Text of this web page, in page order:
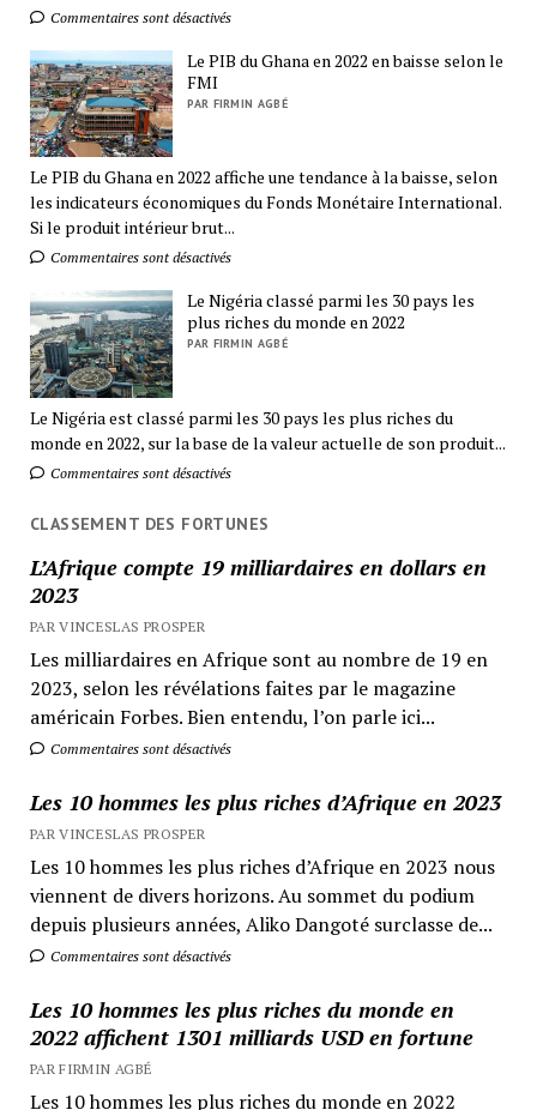
Commentaires sont désactivés
Le PIB du Ghana en 2022 en baisse selon le
FMI
PAR FIRMIN AGBÉ
Le PIB du Ghana en 2022 affiche une tendance à la baisse, selon
les indicateurs économiques du Fonds Monétaire International.
Si le produit intérieur brut...
Commentaires sont désactivés
Le Nigéria classé parmi les 30 pays les
plus riches du monde en 2022
PAR FIRMIN AGBÉ
Le Nigéria est classé parmi les 30 pays les plus riches du
monde en 2022, sur la base de la valeur actuelle de son produit...
Commentaires sont désactivés
CLASSEMENT DES FORTUNES
L’Afrique compte 19 milliardaires en dollars en
2023
PAR VINCESLAS PROSPER
Les milliardaires en Afrique sont au nombre de 19 en
2023, selon les révélations faites par le magazine
américain Forbes. Bien entendu, l’on parle ici...
Commentaires sont désactivés
Les 10 hommes les plus riches d’Afrique en 2023
PAR VINCESLAS PROSPER
Les 10 hommes les plus riches d’Afrique en 2023 nous
viennent de divers horizons. Au sommet du podium
depuis plusieurs années, Aliko Dangoté surclasse de...
Commentaires sont désactivés
Les 10 hommes les plus riches du monde en
2022 affichent 1301 milliards USD en fortune
PAR FIRMIN AGBÉ
Les 10 hommes les plus riches du monde en 2022